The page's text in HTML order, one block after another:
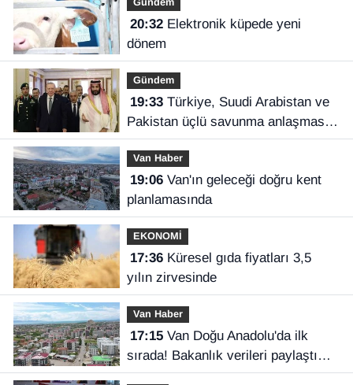
20:32Elektronik küpede yeni
dönem
Gündem
19:33Türkiye, Suudi Arabistan ve
Pakistan üçlü savunma anlaşması
imzaladı
Van Haber
19:06Van'ın geleceği doğru kent
planlamasında
EKONOMİ
17:36Küresel gıda fiyatları 3,5
yılın zirvesinde
Van Haber
17:15Van Doğu Anadolu'da ilk
sırada! Bakanlık verileri paylaştı…